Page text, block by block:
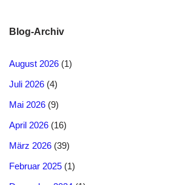
Blog-Archiv
August 2026 (1)
Juli 2026 (4)
Mai 2026 (9)
April 2026 (16)
März 2026 (39)
Februar 2025 (1)